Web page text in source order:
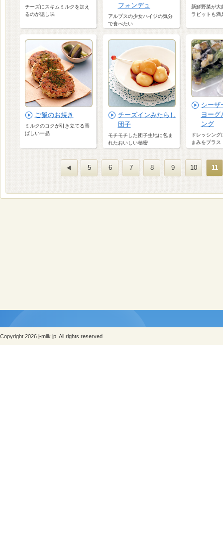
チーズにスキムミルクを加え
るのが隠し味
フォンデュ
アルプスの少女ハイジの気分
で食べたい
新鮮野菜が大
ラビットも満
ご飯のお焼き
ミルクのコクが引き立てる香
ばしい一品
チーズインみたらし
団子
モチモチした団子生地に包ま
れたおいしい秘密
シーザ
ヨーグ
ング
ドレッシン
まみをプラス
5 6 7 8 9 10 11
Copyright 2026 j-milk.jp. All rights reserved.